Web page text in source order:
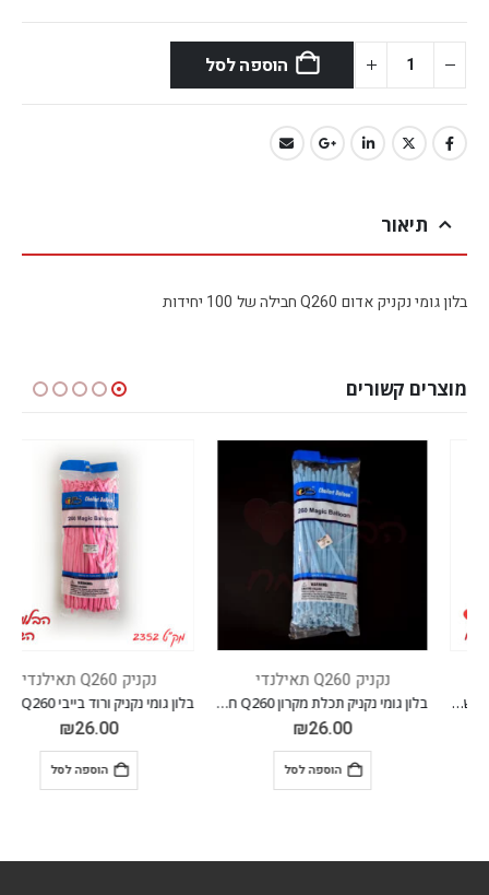
הוספה לסל
תיאור
בלון גומי נקניק אדום Q260 חבילה של 100 יחידות
מוצרים קשורים
נקניק Q260 תאילנדי
בלון גומי נקניק תכלת מקרון Q260 חבילה של 100 יחידות
₪26.00
הוספה לסל
נקניק Q260 תאילנדי
בלון גומי נקניק ורוד בייבי Q260 חבילה של 100 יחידות
₪26.00
הוספה לסל